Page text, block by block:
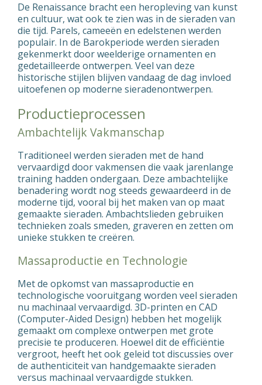
De Renaissance bracht een heropleving van kunst
en cultuur, wat ook te zien was in de sieraden van
die tijd. Parels, cameeën en edelstenen werden
populair. In de Barokperiode werden sieraden
gekenmerkt door weelderige ornamenten en
gedetailleerde ontwerpen. Veel van deze
historische stijlen blijven vandaag de dag invloed
uitoefenen op moderne sieradenontwerpen.
Productieprocessen
Ambachtelijk Vakmanschap
Traditioneel werden sieraden met de hand
vervaardigd door vakmensen die vaak jarenlange
training hadden ondergaan. Deze ambachtelijke
benadering wordt nog steeds gewaardeerd in de
moderne tijd, vooral bij het maken van op maat
gemaakte sieraden. Ambachtslieden gebruiken
technieken zoals smeden, graveren en zetten om
unieke stukken te creëren.
Massaproductie en Technologie
Met de opkomst van massaproductie en
technologische vooruitgang worden veel sieraden
nu machinaal vervaardigd. 3D-printen en CAD
(Computer-Aided Design) hebben het mogelijk
gemaakt om complexe ontwerpen met grote
precisie te produceren. Hoewel dit de efficiëntie
vergroot, heeft het ook geleid tot discussies over
de authenticiteit van handgemaakte sieraden
versus machinaal vervaardigde stukken.